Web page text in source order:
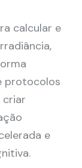
calcular e
protocolos
e